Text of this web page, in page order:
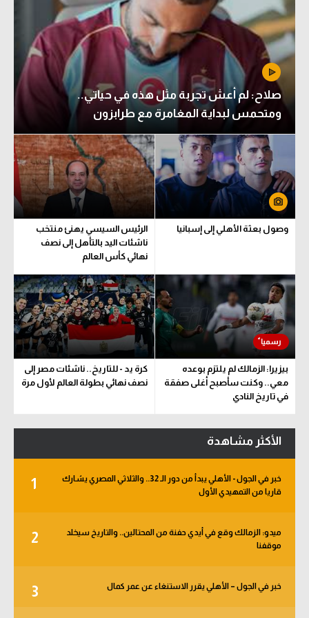
صلاح: لم أعش تجربة مثل هذه في حياتي..
ومتحمس لبداية المغامرة مع طرابزون
وصول بعثة الأهلي إلى إسبانيا
الرئيس السيسي يهنئ منتخب
ناشئات اليد بالتأهل إلى نصف
نهائي كأس العالم
بيزيرا: الزمالك لم يلتزم بوعده
معي.. وكنت سأصبح أغلى صفقة
في تاريخ النادي
كرة يد - للتاريخ.. ناشئات مصر إلى
نصف نهائي بطولة العالم لأول مرة
الأكثر مشاهدة
1
خبر في الجول - الأهلي يبدأ من دور الـ 32.. والثلاثي المصري يشارك
قاريا من التمهيدي الأول
2
ميدو: الزمالك وقع في أيدي حفنة من المحتالين.. والتاريخ سيخلد
موقفنا
3 خبر في الجول – الأهلي يقرر الاستنغاء عن عمر كمال